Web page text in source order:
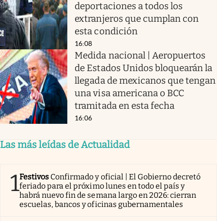
deportaciones a todos los
extranjeros que cumplan con
esta condición
16:08
Medida nacional | Aeropuertos
de Estados Unidos bloquearán la
llegada de mexicanos que tengan
una visa americana o BCC
tramitada en esta fecha
16:06
Las más leídas de Actualidad
1Festivos Confirmado y oficial | El Gobierno decretó
feriado para el próximo lunes en todo el país y
habrá nuevo fin de semana largo en 2026: cierran
escuelas, bancos y oficinas gubernamentales